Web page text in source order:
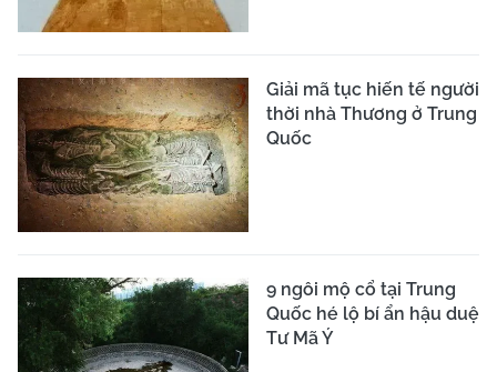
Giải mã tục hiến tế người
thời nhà Thương ở Trung
Quốc
9 ngôi mộ cổ tại Trung
Quốc hé lộ bí ẩn hậu duệ
Tư Mã Ý